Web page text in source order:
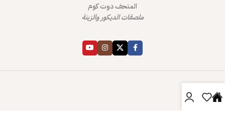
المتحف دوت كوم
ملصقات الديكور والزينة
دليل المتحف